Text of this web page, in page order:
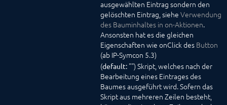
ausgewählten Eintrag sondern den
gelöschten Eintrag, siehe Verwendung
des Bauminhaltes in on-Aktionen.
Ansonsten hat es die gleichen
Eigenschaften wie onClick des Button
(ab IP-Symcon 5.3)
(default: "") Skript, welches nach der
Bearbeitung eines Eintrages des
Baumes ausgeführt wird. Sofern das
Skript aus mehreren Zeilen besteht,